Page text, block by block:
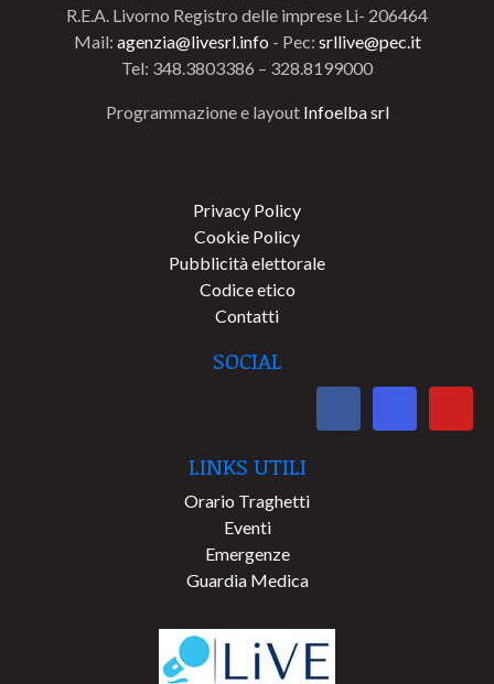
R.E.A. Livorno Registro delle imprese Li- 206464
Mail: agenzia@livesrl.info - Pec: srllive@pec.it
Tel: 348.3803386 – 328.8199000
Programmazione e layout Infoelba srl
Privacy Policy
Cookie Policy
Pubblicità elettorale
Codice etico
Contatti
SOCIAL
LINKS UTILI
Orario Traghetti
Eventi
Emergenze
Guardia Medica